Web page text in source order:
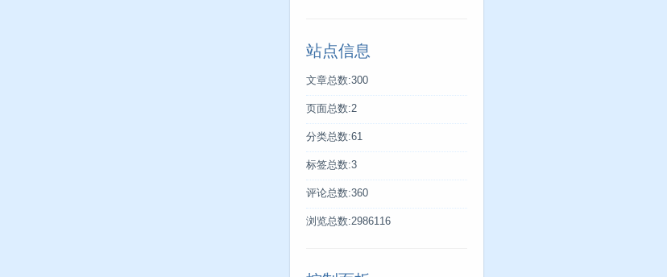
站点信息
文章总数:300
页面总数:2
分类总数:61
标签总数:3
评论总数:360
浏览总数:2986116